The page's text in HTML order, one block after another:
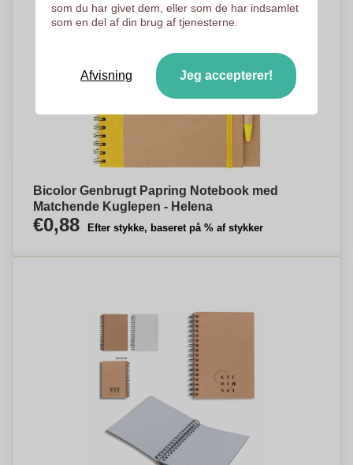
Bicolor Genbrugt Papring Notebook med
Matchende Kuglepen - Helena
€0,88 Efter stykke, baseret på % af stykker
som du har givet dem, eller som de har indsamlet
som en del af din brug af tjenesterne.
Afvisning Jeg accepterer!